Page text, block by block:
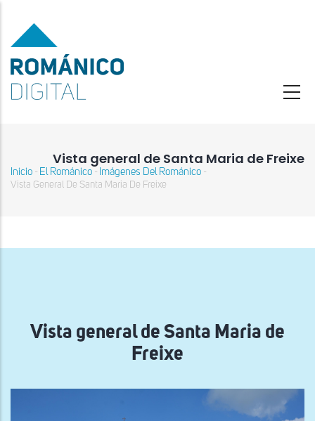
contenido
principal
Vista general de Santa Maria de Freixe
Sobrescribir
ayuda
Inicio - El Románico - Imágenes Del Románico -
Vista General De Santa Maria De Freixe
Vista general de Santa Maria de
Freixe